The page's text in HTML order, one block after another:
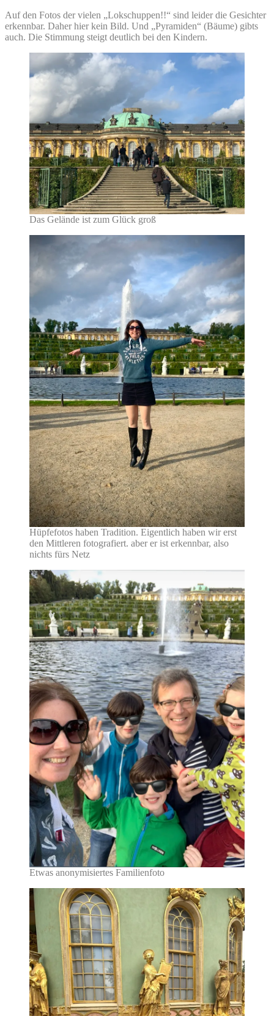
Auf den Fotos der vielen „Lokschuppen!!“ sind leider die Gesichter
erkennbar. Daher hier kein Bild. Und „Pyramiden“ (Bäume) gibts
auch. Die Stimmung steigt deutlich bei den Kindern.
Das Gelände ist zum Glück groß
Hüpfefotos haben Tradition. Eigentlich haben wir erst
den Mittleren fotografiert. aber er ist erkennbar, also
nichts fürs Netz
Etwas anonymisiertes Familienfoto